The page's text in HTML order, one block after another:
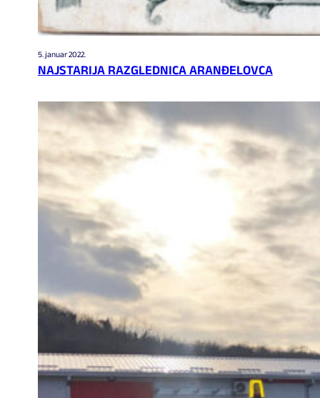
5. januar 2022.
NAJSTARIJA RAZGLEDNICA ARANĐELOVCA